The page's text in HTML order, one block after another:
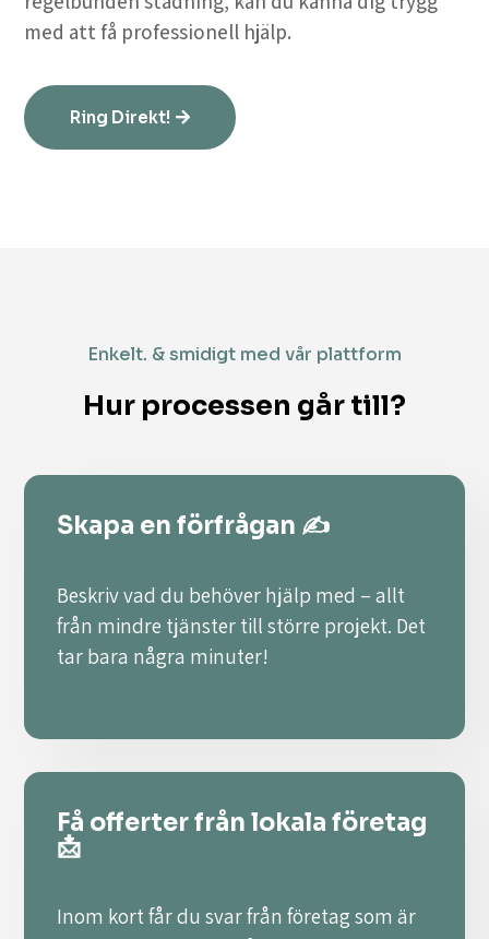
med att få professionell hjälp.
Ring Direkt!
Enkelt. & smidigt med vår plattform
Hur processen går till?
Skapa en förfrågan ✍️
Beskriv vad du behöver hjälp med – allt
från mindre tjänster till större projekt. Det
tar bara några minuter!
Få offerter från lokala företag
📩
Inom kort får du svar från företag som är